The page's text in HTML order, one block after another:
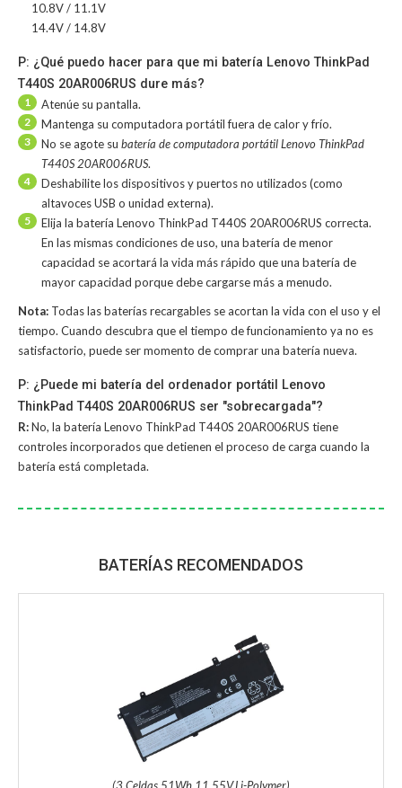
10.8V / 11.1V
14.4V / 14.8V
P: ¿Qué puedo hacer para que mi batería Lenovo ThinkPad
T440S 20AR006RUS dure más?
1 Atenúe su pantalla.
2 Mantenga su computadora portátil fuera de calor y frío.
3 No se agote su batería de computadora portátil Lenovo ThinkPad
T440S 20AR006RUS.
4
Deshabilite los dispositivos y puertos no utilizados (como
altavoces USB o unidad externa).
5
Elija la batería Lenovo ThinkPad T440S 20AR006RUS correcta.
En las mismas condiciones de uso, una batería de menor
capacidad se acortará la vida más rápido que una batería de
mayor capacidad porque debe cargarse más a menudo.
Nota: Todas las baterías recargables se acortan la vida con el uso y el
tiempo. Cuando descubra que el tiempo de funcionamiento ya no es
satisfactorio, puede ser momento de comprar una batería nueva.
P: ¿Puede mi batería del ordenador portátil Lenovo
ThinkPad T440S 20AR006RUS ser "sobrecargada"?
R:No, la batería Lenovo ThinkPad T440S 20AR006RUS tiene
controles incorporados que detienen el proceso de carga cuando la
batería está completada.
BATERÍAS RECOMENDADOS
(3 Celdas,51Wh,11.55V,Li-Polymer)